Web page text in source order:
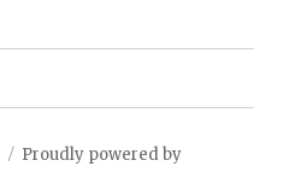
Proudly powered by